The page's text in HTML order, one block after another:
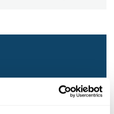
de masse a